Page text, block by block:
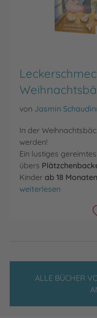
von Jasmin
In der
werden!
Ein lustiges
übers
Kinder ab 18
Leckerschmecker
weiterlesen
ALLE BÜCHER